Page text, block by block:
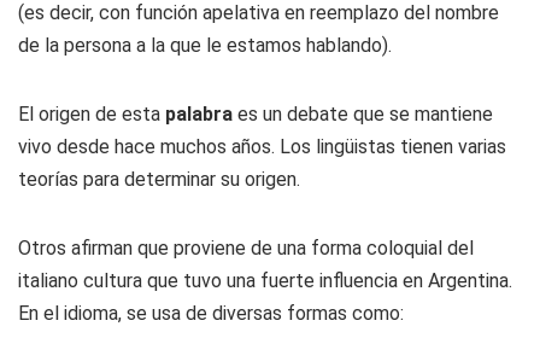
(es decir, con función apelativa en reemplazo del nombre
de la persona a la que le estamos hablando).
El origen de esta palabra es un debate que se mantiene
vivo desde hace muchos años. Los lingüistas tienen varias
teorías para determinar su origen.
Otros afirman que proviene de una forma coloquial del
italiano cultura que tuvo una fuerte influencia en Argentina.
En el idioma, se usa de diversas formas como: